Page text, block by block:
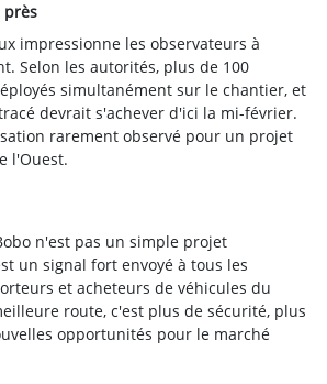
près
impressionne les observateurs à
Selon les autorités, plus de 100
simultanément sur le chantier, et
devrait s'achever d'ici la mi-février.
rarement observé pour un projet
l'Ouest.
n'est pas un simple projet
un signal fort envoyé à tous les
et acheteurs de véhicules du
route, c'est plus de sécurité, plus
opportunités pour le marché